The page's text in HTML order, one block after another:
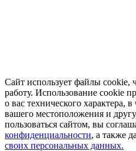
Сайт использует файлы cookie,
работу. Использование cookie
о вас технического характера,
вашего местоположения и
пользоваться сайтом, вы
конфиденциальности, а также
своих персональных данных.